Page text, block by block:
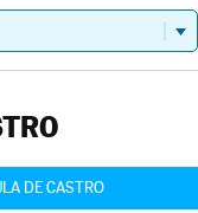
DE CASTRO